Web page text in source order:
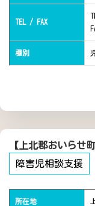
TEL / FAX
種別
【上北郡おいら
障害児相談支援
所在地